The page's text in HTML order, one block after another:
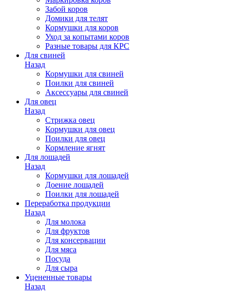
Забой коров
Домики для телят
Кормушки для коров
Уход за копытами коров
Разные товары для КРС
Для свиней
Назад
Кормушки для свиней
Поилки для свиней
Аксессуары для свиней
Для овец
Назад
Стрижка овец
Кормушки для овец
Поилки для овец
Кормление ягнят
Для лошадей
Назад
Кормушки для лошадей
Доение лошадей
Поилки для лошадей
Переработка продукции
Назад
Для молока
Для фруктов
Для консервации
Для мяса
Посуда
Для сыра
Уцененные товары
Назад